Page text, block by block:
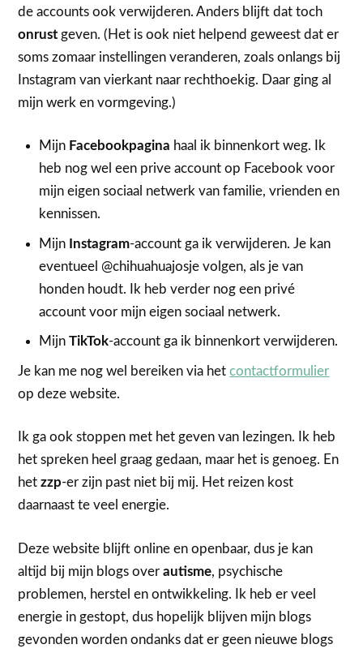
de accounts ook verwijderen. Anders blijft dat toch
onrust geven. (Het is ook niet helpend geweest dat er
soms zomaar instellingen veranderen, zoals onlangs bij
Instagram van vierkant naar rechthoekig. Daar ging al
mijn werk en vormgeving.)
Mijn Facebookpagina haal ik binnenkort weg. Ik
heb nog wel een prive account op Facebook voor
mijn eigen sociaal netwerk van familie, vrienden en
kennissen.
Mijn Instagram-account ga ik verwijderen. Je kan
eventueel @chihuahuajosje volgen, als je van
honden houdt. Ik heb verder nog een privé
account voor mijn eigen sociaal netwerk.
Mijn TikTok-account ga ik binnenkort verwijderen.
Je kan me nog wel bereiken via hetcontactformulier
op deze website.
Ik ga ook stoppen met het geven van lezingen. Ik heb
het spreken heel graag gedaan, maar het is genoeg. En
hetzzp-er zijn past niet bij mij. Het reizen kost
daarnaast te veel energie.
Deze website blijft online en openbaar, dus je kan
altijd bij mijn blogs overautisme, psychische
problemen, herstel en ontwikkeling. Ik heb er veel
energie in gestopt, dus hopelijk blijven mijn blogs
gevonden worden ondanks dat er geen nieuwe blogs